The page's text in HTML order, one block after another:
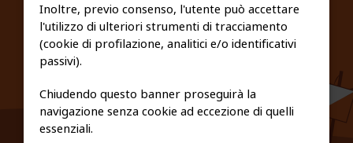
PRIVACY E COOKIE POLICY
Inoltre, previo consenso, l'utente può accettare
l'utilizzo di ulteriori strumenti di tracciamento
(cookie di profilazione, analitici e/o identificativi
passivi).
Chiudendo questo banner proseguirà la
navigazione senza cookie ad eccezione di quelli
essenziali.